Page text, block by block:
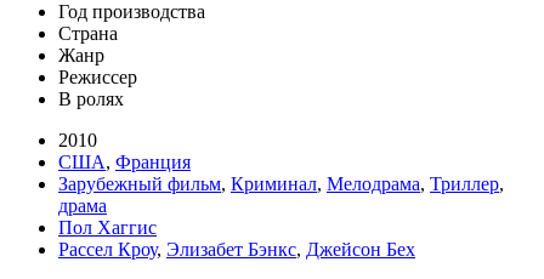
Год производства
Страна
Жанр
Режиссер
В ролях
2010
США, Франция
Зарубежный фильм, Криминал, Мелодрама, Триллер,
драма
Пол Хаггис
Рассел Кроу, Элизабет Бэнкс, Джейсон Бех